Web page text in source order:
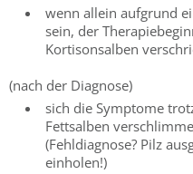
wenn allein aufgrund
sein, der
Kortisonsalben
(nach der Diagnose)
sich die Symptome
Fettsalben
(Fehldiagnose? Pilz
einholen!)